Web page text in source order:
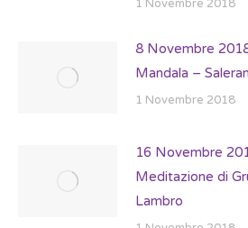
1 Novembre 2018
8 Novembre
Mandala –
1 Novembre 2018
16 Novembre
Meditazione di
Lambro